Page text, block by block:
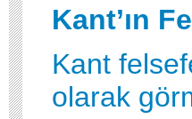
Kant’ın
Kant
olarak